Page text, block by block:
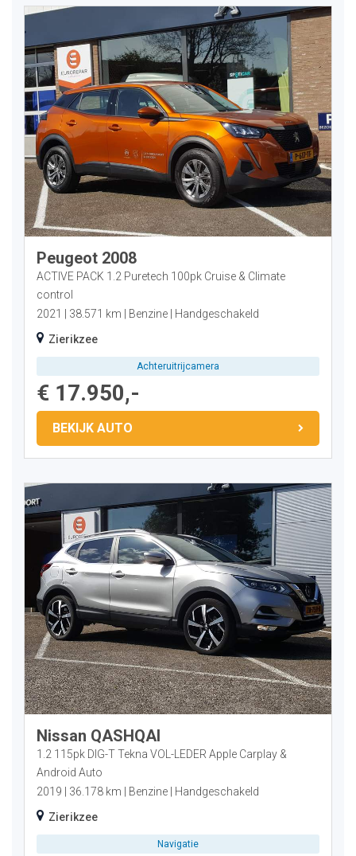
Peugeot 2008
ACTIVE PACK 1.2 Puretech 100pk Cruise & Climate
control
2021
38.571 km Benzine
Handgeschakeld
Zierikzee
Achteruitrijcamera
€ 17.950,-
BEKIJK AUTO
Nissan QASHQAI
1.2 115pk DIG-T Tekna VOL-LEDER Apple Carplay &
Android Auto
2019
36.178 km Benzine
Handgeschakeld
Zierikzee
Navigatie